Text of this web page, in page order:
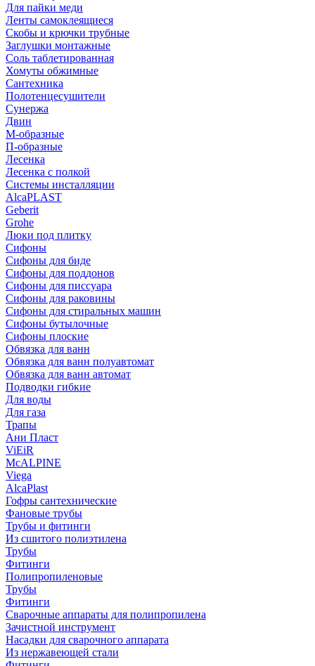
Для пайки меди
Ленты самоклеящиеся
Скобы и крючки трубные
Заглушки монтажные
Соль таблетированная
Хомуты обжимные
Сантехника
Полотенцесушители
Сунержа
Двин
М-образные
П-образные
Лесенка
Лесенка с полкой
Системы инсталляции
AlcaPLAST
Geberit
Grohe
Люки под плитку
Сифоны
Сифoны для биде
Сифoны для поддонов
Сифoны для писсуара
Сифоны для раковины
Сифоны для стиральных машин
Сифоны бутылочные
Сифоны плоские
Обвязка для ванн
Обвязка для ванн полуавтомат
Обвязка для ванн автомат
Подводки гибкие
Для воды
Для газа
Трапы
Ани Пласт
ViEiR
McALPINE
Viega
AlcaPlast
Гофры сантехнические
Фановые трубы
Трубы и фитинги
Из сшитого полиэтилена
Трубы
Фитинги
Полипропиленовые
Трубы
Фитинги
Сварочные аппараты для полипропилена
Зачистной инструмент
Насадки для сварочного аппарата
Из нержавеющей стали